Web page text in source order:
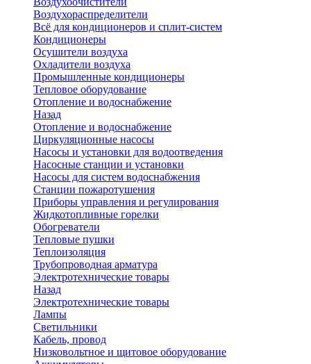
Воздухораспределители
Всё для кондиционеров и сплит-систем
Кондиционеры
Осушители воздуха
Охладители воздуха
Промышленные кондиционеры
Тепловое оборудование
Отопление и водоснабжение
Назад
Отопление и водоснабжение
Циркуляционные насосы
Насосы и установки для водоотведения
Насосные станции и установки
Насосы для систем водоснабжения
Станции пожаротушения
Приборы управления и регулирования
Жидкотопливные горелки
Обогреватели
Тепловые пушки
Теплоизоляция
Трубопроводная арматура
Электротехнические товары
Назад
Электротехнические товары
Лампы
Светильники
Кабель, провод
Низковольтное и щитовое оборудование